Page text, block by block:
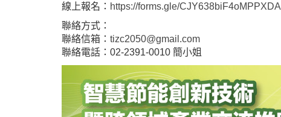
線上報名： https://forms.gle/CJY638biF4oMPPXDA
聯絡方式：
聯絡信箱： tizc2050@gmail.com
聯絡電話：02-2391-0010 簡小姐